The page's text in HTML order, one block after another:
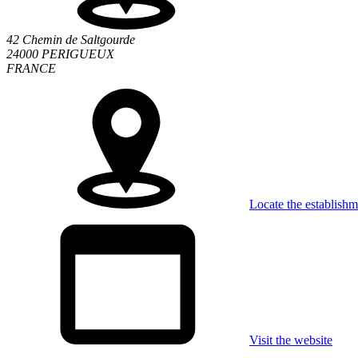
42 Chemin de Saltgourde
24000 PERIGUEUX
FRANCE
Locate the
Visit the website